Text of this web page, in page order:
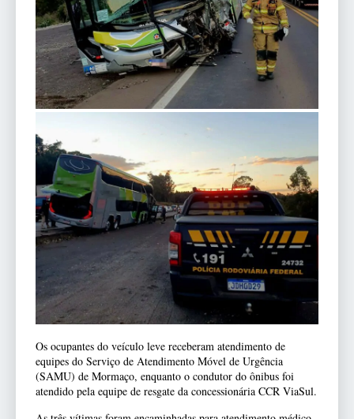
Os ocupantes do veículo leve receberam atendimento de
equipes do Serviço de Atendimento Móvel de Urgência
(SAMU) de Mormaço, enquanto o condutor do ônibus foi
atendido pela equipe de resgate da concessionária CCR ViaSul.